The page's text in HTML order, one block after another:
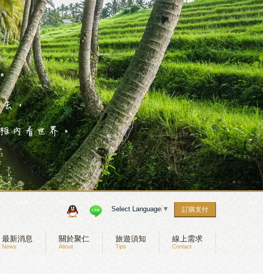
訂購支付
Select Language ▼
最新消息
News
關於聚仁
About
旅遊須知
Tips
線上需求
Contact